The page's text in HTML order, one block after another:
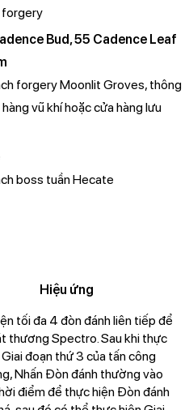
forgery
Bud, 55 Cadence Leaf
forgery Moonlit Groves, thông
vũ khí hoặc cửa hàng lưu
boss tuần Hecate
Hiệu ứng
tối đa 4 đòn đánh liên tiếp để
thương Spectro. Sau khi thực
đoạn thứ 3 của tấn công
Nhấn Đòn đánh thường vào
điểm để thực hiện Đòn đánh